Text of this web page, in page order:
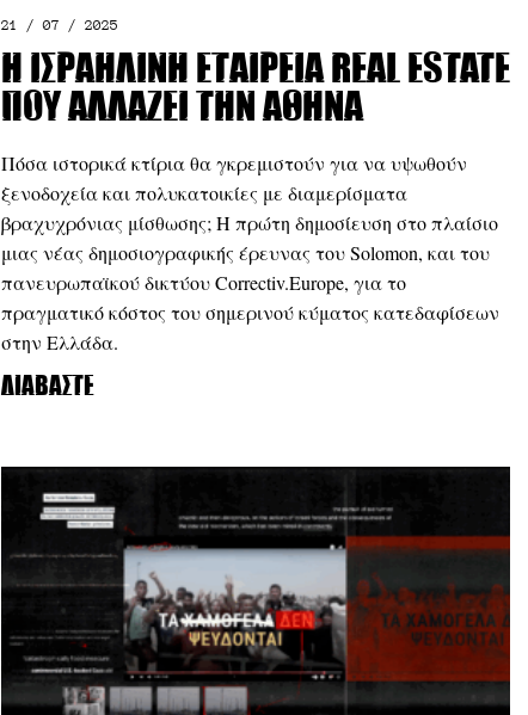
21 / 07 / 2025
Η ισραηλινή εταιρεία real estate
που αλλάζει την Αθήνα
Πόσα ιστορικά κτίρια θα γκρεμιστούν για να υψωθούν
ξενοδοχεία και πολυκατοικίες με διαμερίσματα
βραχυχρόνιας μίσθωσης; Η πρώτη δημοσίευση στο πλαίσιο
μιας νέας δημοσιογραφικής έρευνας του Solomon, και του
πανευρωπαϊκού δικτύου Correctiv.Europe, για το
πραγματικό κόστος του σημερινού κύματος κατεδαφίσεων
στην Ελλάδα.
Διαβάστε